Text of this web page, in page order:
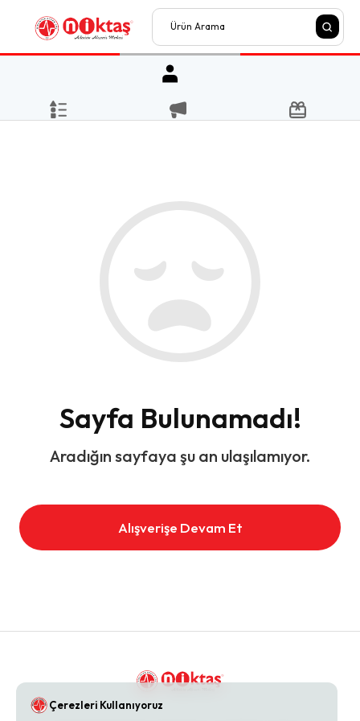
Sayfa Bulunamadı!
Aradığın sayfaya şu an ulaşılamıyor.
Alışverişe Devam Et
Çerezleri Kullanıyoruz